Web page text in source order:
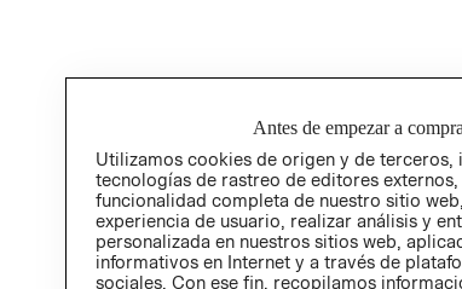
Antes de empezar a
Utilizamos cookies de origen y de terceros,
tecnologías de rastreo de editores
funcionalidad completa de nuestro sitio
experiencia de usuario, realizar análisis y
personalizada en nuestros sitios web,
informativos en Internet y a través de
sociales. Con ese fin, recopilamos